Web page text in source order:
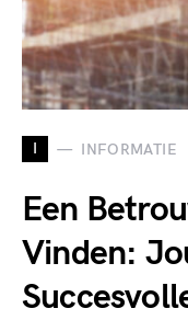
I INFORMATIE
Een
Vinden: